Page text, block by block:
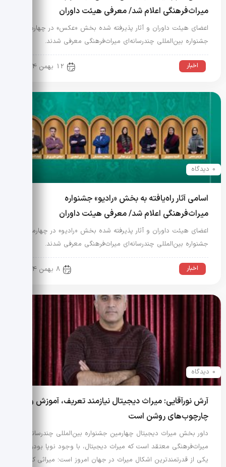
میراث‌فرهنگی اعلام شد/ معرفی هیئت داوران
اعضای هیئت داوران و آثار پذیرفته شده بخش «عکس» در چهارمین
جشنواره بین‌المللی چندرسانه‌ای میراث‌فرهنگی معرفی شدند.
اخبار 12 بهمن 1404
0 دیدگاه
اسامی آثار راه‌یافته به بخش «رادیو» جشنواره
میراث‌فرهنگی اعلام شد/ معرفی هیئت داوران
اعضای هیئت داوران و آثار پذیرفته شده بخش «رادیو» در چهارمین
جشنواره بین‌المللی چندرسانه‌ای میراث‌فرهنگی معرفی شدند.
اخبار 8 بهمن 1404
0 دیدگاه
آرش نورآقایی: میراث دیجیتال نیازمند تعریف، آموزش و
چارچوب‌های روشن است
داور بخش میراث دیجیتال چهارمین جشنواره بین‌المللی چندرسانه‌ای
میراث‌فرهنگی معتقد است که میراث دیجیتال، با وجود نوپا بودن،
یکی از قدرتمندترین اشکال میراث در جهان امروز است؛ میراثی که